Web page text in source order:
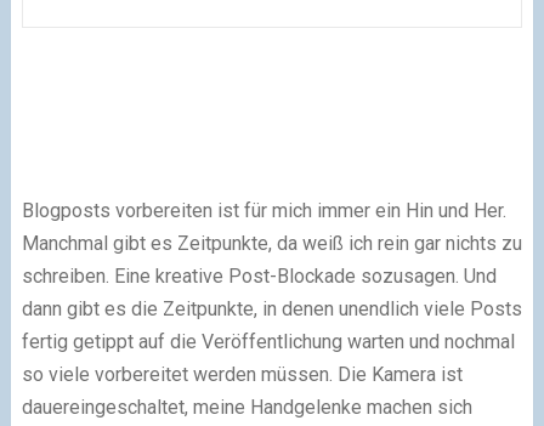
Blogposts vorbereiten ist für mich immer ein Hin und Her.
Manchmal gibt es Zeitpunkte, da weiß ich rein gar nichts zu
schreiben. Eine kreative Post-Blockade sozusagen. Und
dann gibt es die Zeitpunkte, in denen unendlich viele Posts
fertig getippt auf die Veröffentlichung warten und nochmal
so viele vorbereitet werden müssen. Die Kamera ist
dauereingeschaltet, meine Handgelenke machen sich